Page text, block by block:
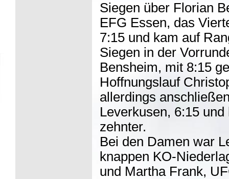
Siegen über Florian
EFG Essen, das
7:15 und kam auf
Siegen in der
Bensheim, mit 8:15
Hoffnungslauf
allerdings
Leverkusen, 6:15
zehnter.
Bei den Damen war
knappen KO-
und Martha Frank,